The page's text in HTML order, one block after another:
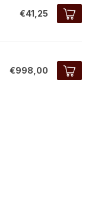
€41,25
€998,00